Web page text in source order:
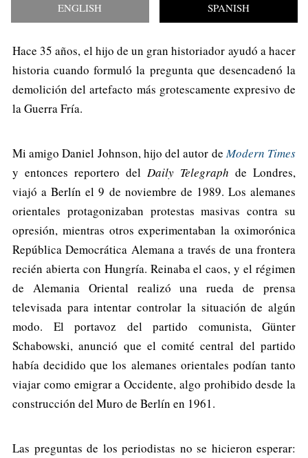
ENGLISH SPANISH
Hace 35 años, el hijo de un gran historiador ayudó a hacer
historia cuando formuló la pregunta que desencadenó la
demolición del artefacto más grotescamente expresivo de
la Guerra Fría.
Mi amigo Daniel Johnson, hijo del autor de Modern Times
y entonces reportero del Daily Telegraph de Londres,
viajó a Berlín el 9 de noviembre de 1989. Los alemanes
orientales protagonizaban protestas masivas contra su
opresión, mientras otros experimentaban la oximorónica
República Democrática Alemana a través de una frontera
recién abierta con Hungría. Reinaba el caos, y el régimen
de Alemania Oriental realizó una rueda de prensa
televisada para intentar controlar la situación de algún
modo. El portavoz del partido comunista, Günter
Schabowski, anunció que el comité central del partido
había decidido que los alemanes orientales podían tanto
viajar como emigrar a Occidente, algo prohibido desde la
construcción del Muro de Berlín en 1961.
Las preguntas de los periodistas no se hicieron esperar: